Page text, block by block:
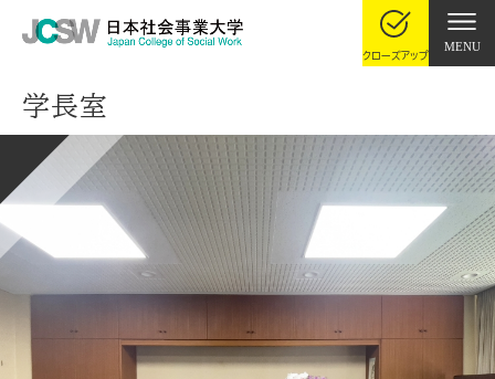
クローズアップ
MENU
学長室